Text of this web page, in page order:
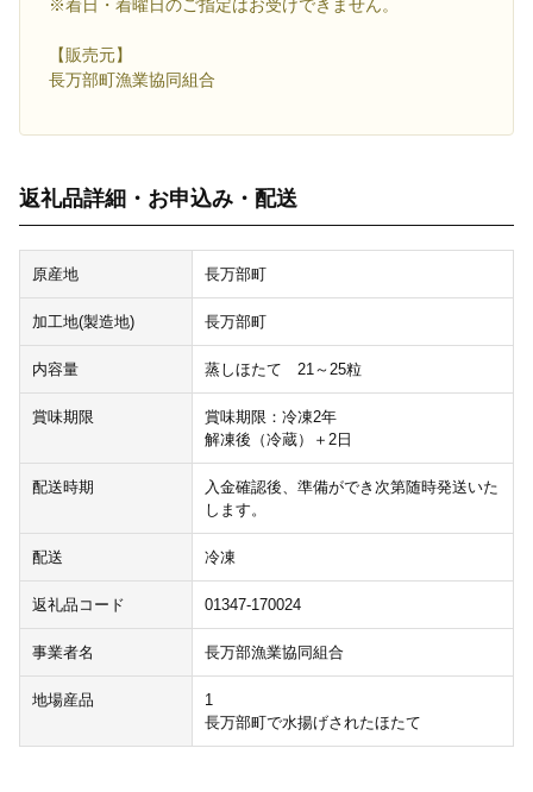
※着日・着曜日のご指定はお受けできません。
【販売元】
長万部町漁業協同組合
返礼品詳細・お申込み・配送
原産地 長万部町
加工地(製造地) 長万部町
内容量 蒸しほたて 21～25粒
賞味期限
賞味期限：冷凍2年
解凍後（冷蔵）＋2日
配送時期
入金確認後、準備ができ次第随時発送いた
します。
配送 冷凍
返礼品コード 01347-170024
事業者名 長万部漁業協同組合
地場産品
1
長万部町で水揚げされたほたて